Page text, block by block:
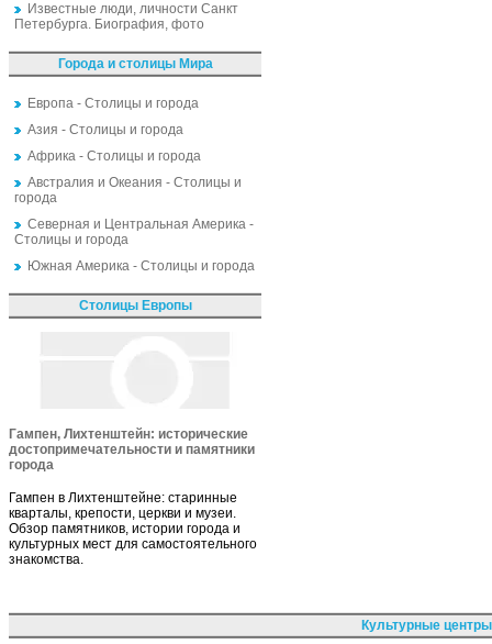
Известные люди, личности Санкт
Петербурга. Биография, фото
Города и столицы Мира
Европа - Столицы и города
Азия - Столицы и города
Африка - Столицы и города
Австралия и Океания - Столицы и
города
Северная и Центральная Америка -
Столицы и города
Южная Америка - Столицы и города
Столицы Европы
Гампен, Лихтенштейн: исторические
достопримечательности и памятники
города
Гампен в Лихтенштейне: старинные
кварталы, крепости, церкви и музеи.
Обзор памятников, истории города и
культурных мест для самостоятельного
знакомства.
Культурные